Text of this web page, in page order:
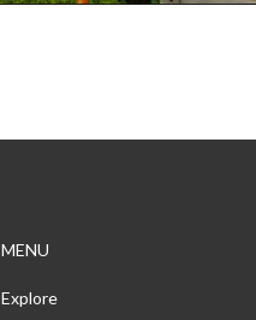
MENU
Explore